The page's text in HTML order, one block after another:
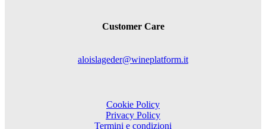
Customer Care
aloislageder@wineplatform.it
Cookie Policy
Privacy Policy
Termini e condizioni